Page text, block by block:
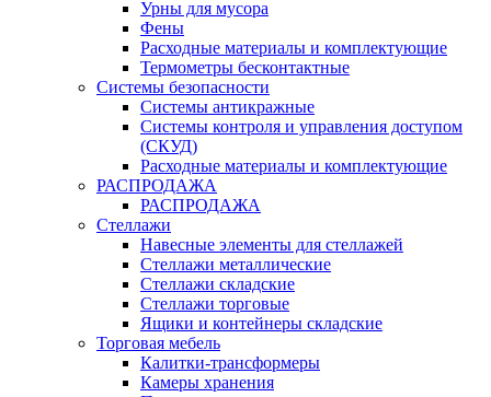
Урны для мусора
Фены
Расходные материалы и комплектующие
Термометры бесконтактные
Системы безопасности
Системы антикражные
Системы контроля и управления доступом
(СКУД)
Расходные материалы и комплектующие
РАСПРОДАЖА
РАСПРОДАЖА
Стеллажи
Навесные элементы для стеллажей
Стеллажи металлические
Стеллажи складские
Стеллажи торговые
Ящики и контейнеры складские
Торговая мебель
Калитки-трансформеры
Камеры хранения